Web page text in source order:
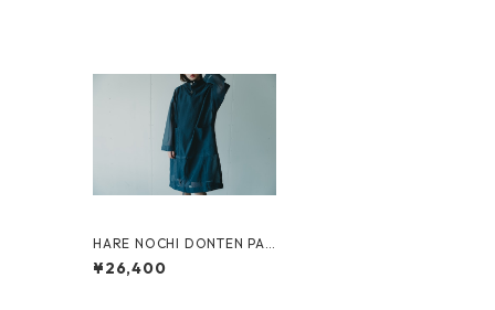
HARE NOCHI DONTEN PAR
KA・SUKASI（透かし）
¥26,400